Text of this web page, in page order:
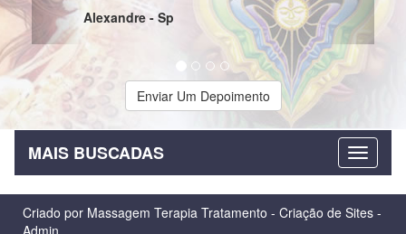
- Sp
Enviar Um Depoimento
MAIS BUSCADAS
Criado por Massagem Terapia Tratamento - Criação de Sites -
Admin